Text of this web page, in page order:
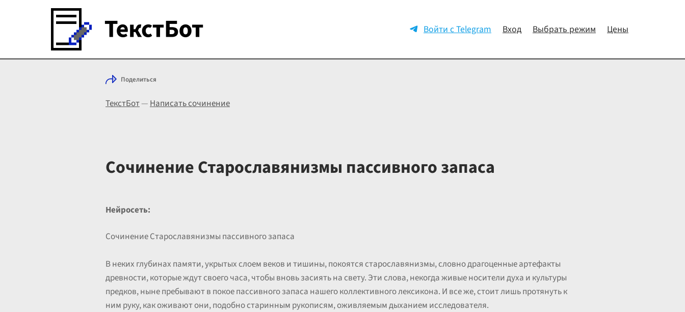
Войти с Telegram Вход Выбрать режим Цены
Поделиться
ТекстБот—Написать сочинение
Сочинение Старославянизмы пассивного запаса
Нейросеть:
Сочинение Старославянизмы пассивного запаса
В неких глубинах памяти, укрытых слоем веков и тишины, покоятся старославянизмы, словно драгоценные артефакты
древности, которые ждут своего часа, чтобы вновь засиять на свету. Эти слова, некогда живые носители духа и культуры
предков, ныне пребывают в покое пассивного запаса нашего коллективного лексикона. И все же, стоит лишь протянуть к
ним руку, как оживают они, подобно старинным рукописям, оживляемым дыханием исследователя.